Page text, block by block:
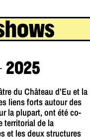
2025
du Château d’Eu et la
liens forts autour des
la plupart, ont été co-
territorial de la
et les deux structures